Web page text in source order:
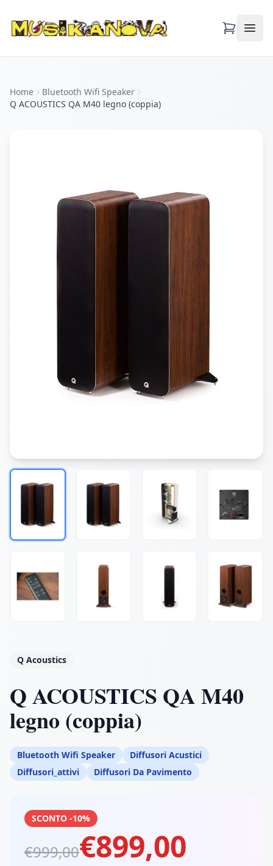
Apri
Home
Bluetooth Wifi Speaker
Q ACOUSTICS QA M40 legno (coppia)
Q Acoustics
Q ACOUSTICS QA M40
legno (coppia)
Bluetooth Wifi Speaker
Diffusori Acustici
Diffusori_attivi
Diffusori Da Pavimento
SCONTO -10%
€999,00€899,00